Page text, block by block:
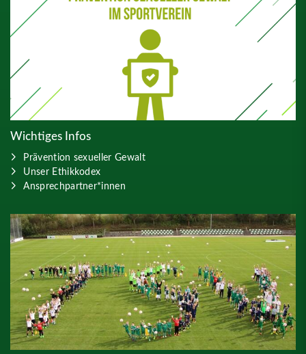
Wichtiges Infos
Prävention sexueller Gewalt
Unser Ethikkodex
Ansprechpartner*innen